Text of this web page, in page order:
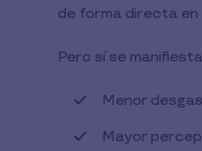
de forma directa en
Pero sí se
Menor
Mayor